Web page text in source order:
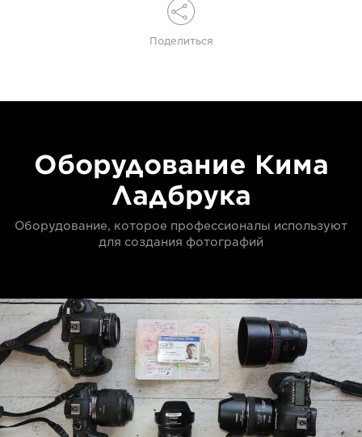
Поделиться
Оборудование Кима
Ладбрука
Оборудование, которое профессионалы используют
для создания фотографий